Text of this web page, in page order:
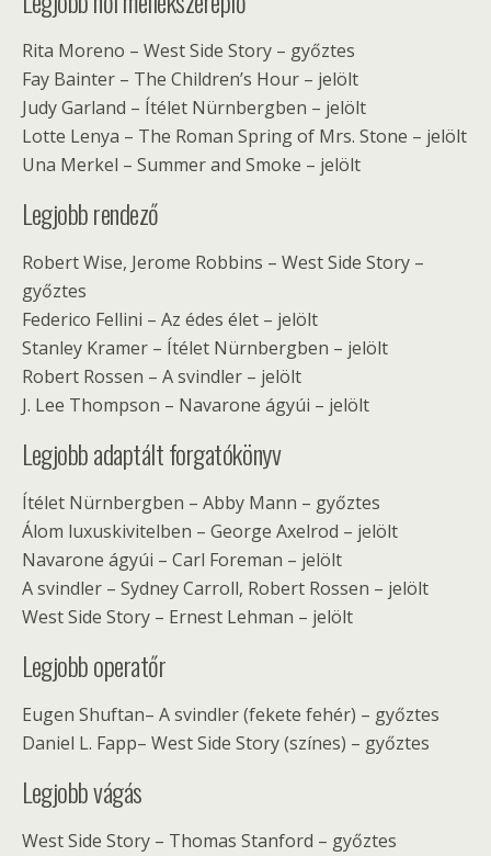
Rita Moreno – West Side Story – győztes
Fay Bainter – The Children’s Hour – jelölt
Judy Garland – Ítélet Nürnbergben – jelölt
Lotte Lenya – The Roman Spring of Mrs. Stone – jelölt
Una Merkel – Summer and Smoke – jelölt
Legjobb rendező
Robert Wise, Jerome Robbins – West Side Story –
győztes
Federico Fellini – Az édes élet – jelölt
Stanley Kramer – Ítélet Nürnbergben – jelölt
Robert Rossen – A svindler – jelölt
J. Lee Thompson – Navarone ágyúi – jelölt
Legjobb adaptált forgatókönyv
Ítélet Nürnbergben – Abby Mann – győztes
Álom luxuskivitelben – George Axelrod – jelölt
Navarone ágyúi – Carl Foreman – jelölt
A svindler – Sydney Carroll, Robert Rossen – jelölt
West Side Story – Ernest Lehman – jelölt
Legjobb operatőr
Eugen Shuftan– A svindler (fekete fehér) – győztes
Daniel L. Fapp– West Side Story (színes) – győztes
Legjobb vágás
West Side Story – Thomas Stanford – győztes